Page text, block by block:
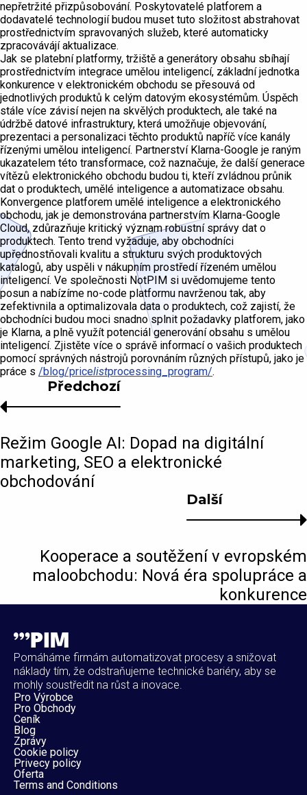
nepřetržité přizpůsobování. Poskytovatelé platforem a
dodavatelé technologií budou muset tuto složitost abstrahovat
prostřednictvím spravovaných služeb, které automaticky
zpracovávájí aktualizace.
Jak se platební platformy, tržiště a generátory obsahu sbíhají
prostřednictvím integrace umělou inteligencí, základní jednotka
konkurence v elektronickém obchodu se přesouvá od
jednotlivých produktů k celým datovým ekosystémům. Úspěch
stále více závisí nejen na skvělých produktech, ale také na
údržbě datové infrastruktury, která umožňuje objevování,
prezentaci a personalizaci těchto produktů napříč více kanály
řízenými umělou inteligencí. Partnerství Klarna-Google je raným
ukazatelem této transformace, což naznačuje, že další generace
vítězů elektronického obchodu budou ti, kteří zvládnou průnik
dat o produktech, umělé inteligence a automatizace obsahu.
Konvergence platforem umělé inteligence a elektronického
obchodu, jak je demonstrována partnerstvím Klarna-Google
Cloud, zdůrazňuje kritický význam robustní správy dat o
produktech. Tento trend vyžaduje, aby obchodníci
upřednostňovali kvalitu a strukturu svých produktových
katalogů, aby uspěli v nákupním prostředí řízeném umělou
inteligencí. Ve společnosti NotPIM si uvědomujeme tento
posun a nabízíme no-code platformu navrženou tak, aby
zefektivnila a optimalizovala data o produktech, což zajistí, že
obchodníci budou moci snadno splnit požadavky platforem, jako
je Klarna, a plně využít potenciál generování obsahu s umělou
inteligencí. Zjistěte více o správě informací o vašich produktech
pomocí správných nástrojů porovnáním různých přístupů, jako je
práce s /blog/pricelistprocessing_program/.
Další
Kooperace a soutěžení v evropském
maloobchodu: Nová éra spolupráce a
konkurence
Předchozí
Režim Google AI: Dopad na digitální
marketing, SEO a elektronické
obchodování
Pomáháme firmám automatizovat procesy a snižovat
náklady tím, že odstraňujeme technické bariéry, aby se
mohly soustředit na růst a inovace.
Pro Výrobce
Pro Obchody
Ceník
Blog
Zprávy
Cookie policy
Privecy policy
Oferta
Terms and Conditions